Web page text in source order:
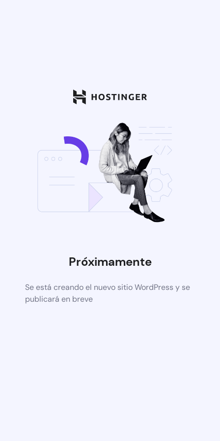
Próximamente
Se está creando el nuevo sitio WordPress y se
publicará en breve